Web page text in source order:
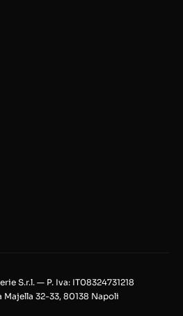
S.r.l. — P. Iva: IT08324731218
Majella 32-33, 80138 Napoli